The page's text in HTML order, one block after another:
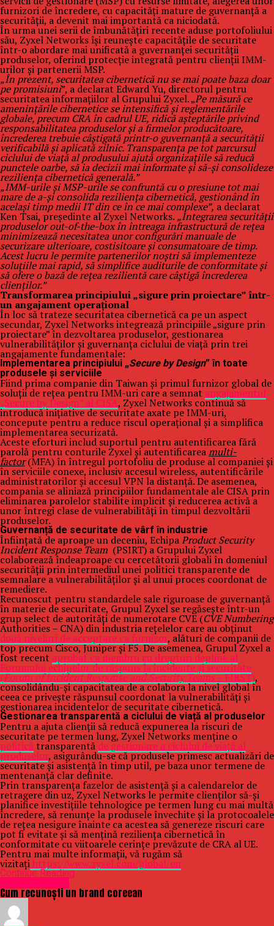
furnizori de încredere, cu capacități mature de guvernanță a
securității, a devenit mai importantă ca niciodată.
În urma unei serii de îmbunătățiri recente aduse portofoliului
său, Zyxel Networks își reunește capacitățile de securitate
într-o abordare mai unificată a guvernanței securității
produselor, oferind protecție integrată pentru clienții IMM-
urilor și partenerii MSP.
„În prezent, securitatea cibernetică nu se mai poate baza doar
pe promisiuni”, a declarat Edward Yu, directorul pentru
securitatea informațiilor al Grupului Zyxel. „Pe măsură ce
amenințările cibernetice se intensifică și reglementările
globale, precum CRA în cadrul UE, ridică așteptările privind
responsabilitatea produselor și a firmelor producătoare,
încrederea trebuie câștigată printr-o guvernanță a securității
verificabilă și aplicată zilnic. Transparența pe tot parcursul
ciclului de viață al produsului ajută organizațiile să reducă
punctele oarbe, să ia decizii mai informate și să-și consolideze
reziliența cibernetică generală.”
„IMM-urile și MSP-urile se confruntă cu o presiune tot mai
mare de a-și consolida reziliența cibernetică, gestionând în
același timp medii IT din ce în ce mai complexe”, a declarat
Ken Tsai, președinte al Zyxel Networks. „Integrarea securității
produselor out-of-the-box în întreaga infrastructură de rețea
minimizează necesitatea unor configurări manuale de
securizare ulterioare, costisitoare și consumatoare de timp.
Acest lucru le permite partenerilor noștri să implementeze
soluțiile mai rapid, să simplifice auditurile de conformitate și
să ofere o bază de rețea rezilientă care câștigă încrederea
clienților.”
Transformarea principiului „sigure prin proiectare” într-
un angajament operațional
În loc să trateze securitatea cibernetică ca pe un aspect
secundar, Zyxel Networks integrează principiile „sigure prin
proiectare” în dezvoltarea produselor, gestionarea
vulnerabilităților și guvernanța ciclului de viață prin trei
angajamente fundamentale:
Implementarea principiului „Secure by Design” în toate
produsele și serviciile
Fiind prima companie din Taiwan și primul furnizor global de
soluții de rețea pentru IMM-uri care a semnat angajamentul
„Secure by Design” al CISA, Zyxel Networks continuă să
introducă inițiative de securitate axate pe IMM-uri,
concepute pentru a reduce riscul operațional și a simplifica
implementarea securizată.
Aceste eforturi includ suportul pentru autentificarea fără
parolă pentru conturile Zyxel și autentificareamulti-
factor(MFA) în întregul portofoliu de produse al companiei și
în serviciile conexe, inclusiv accesul wireless, autentificările
administratorilor și accesul VPN la distanță. De asemenea,
compania se aliniază principiilor fundamentale ale CISA prin
eliminarea parolelor stabilite implicit și reducerea activă a
unor întregi clase de vulnerabilități în timpul dezvoltării
produselor.
Guvernanță de securitate de vârf în industrie
Înființată de aproape un deceniu, EchipaProduct Security
Incident Response Team (PSIRT) a Grupului Zyxel
colaborează îndeaproape cu cercetătorii globali în domeniul
securității prin intermediul unei politici transparente de
semnalare a vulnerabilităților și al unui proces coordonat de
remediere.
Recunoscut pentru standardele sale riguroase de guvernanță
în materie de securitate, Grupul Zyxel se regăsește într-un
grup select de autorități de numerotare CVE (CVE Numbering
Authorities – CNA) din industria rețelelor care au obținut
două niveluri de acceptare ca furnizor, alături de companii de
top precum Cisco, Juniper și F5. De asemenea, Grupul Zyxel a
fost recent aprobat ca membru cu drepturi depline al
Forumului echipelor de răspuns la incidente și securitate
(Forum of Incident Response and Security Teams –FIRST),
consolidându-și capacitatea de a colabora la nivel global în
ceea ce privește răspunsul coordonat la vulnerabilități și
gestionarea incidentelor de securitate cibernetică.
Gestionarea transparentă a ciclului de viață al produselor
Pentru a ajuta clienții să reducă expunerea la riscuri de
securitate pe termen lung, Zyxel Networks menține o
politică transparentă de gestionare a ciclului de viață al
produselor, asigurându-se că produsele primesc actualizări de
securitate și asistență în timp util, pe baza unor termene de
mentenanță clar definite.
Prin transparența fazelor de asistență și a calendarelor de
retragere din uz, Zyxel Networks le permite clienților să-și
planifice investițiile tehnologice pe termen lung cu mai multă
încredere, să renunțe la produsele învechite și la protocoalele
de rețea nesigure înainte ca acestea să genereze riscuri care
pot fi evitate și să mențină reziliența cibernetică în
conformitate cu viitoarele cerințe prevăzute de CRA al UE.
Pentru mai multe informații, vă rugăm să
vizitațihttps://www.zyxel.com/global/en
Continue Reading
Cum recunoști un brand coreean